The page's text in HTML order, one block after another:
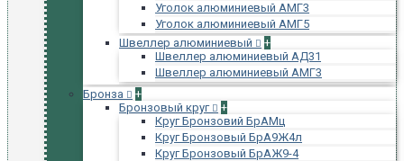
Уголок алюминиевый АМГ3
Уголок алюминиевый АМГ5
Швеллер алюминиевый
+
Швеллер алюминиевый АД31
Швеллер алюминиевый АМГ3
Бронза
+
Бронзовый круг
+
Круг Бронзовий БрАМц
Круг Бронзовый БрА9Ж4л
Круг Бронзовый БрАЖ9-4